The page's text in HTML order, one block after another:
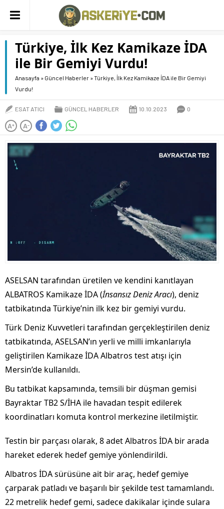
Türkiye, İlk Kez Kamikaze İDA
ile Bir Gemiyi Vurdu!
Anasayfa » Güncel Haberler »Türkiye, İlk Kez Kamikaze İDA ile Bir Gemiyi
Vurdu!
ESAT ATICI GÜNCEL HABERLER 10.10.2023 0
A+ A-
ASELSAN tarafından üretilen ve kendini kanıtlayan
ALBATROS Kamikaze İDA (İnsansız Deniz Aracı), deniz
tatbikatında Türkiye’nin ilk kez bir gemiyi vurdu.
Türk Deniz Kuvvetleri tarafından gerçekleştirilen deniz
tatbikatında, ASELSAN’ın yerli ve milli imkanlarıyla
geliştirilen Kamikaze İDA Albatros test atışı için
Mersin’de kullanıldı.
Bu tatbikat kapsamında, temsili bir düşman gemisi
Bayraktar TB2 S/İHA ile havadan tespit edilerek
koordinatları komuta kontrol merkezine iletilmiştir.
Testin bir parçası olarak, 8 adet Albatros İDA bir arada
hareket ederek hedef gemiye yönlendirildi.
Albatros İDA sürüsüne ait bir araç, hedef gemiye
çarparak patladı ve başarılı bir şekilde test tamamlandı.
22 metrelik hedef gemi, sadece dakikalar içinde sulara